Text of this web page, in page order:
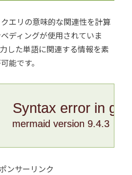
エリの意味的な関連性を計算
ディングが使用されていま
した単語に関連する情報を素
能です。
Syntax error in
mermaid version 9.4.3
ンサーリンク